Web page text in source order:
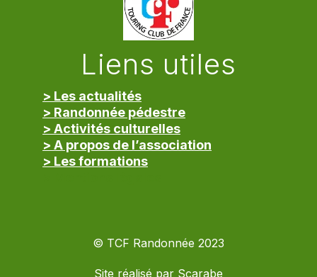
Liens utiles
> Les actualités
> Randonnée pédestre
> Activités culturelles
> A propos de l’association
> Les formations
© TCF Randonnée 2023
Site réalisé par Scarabe